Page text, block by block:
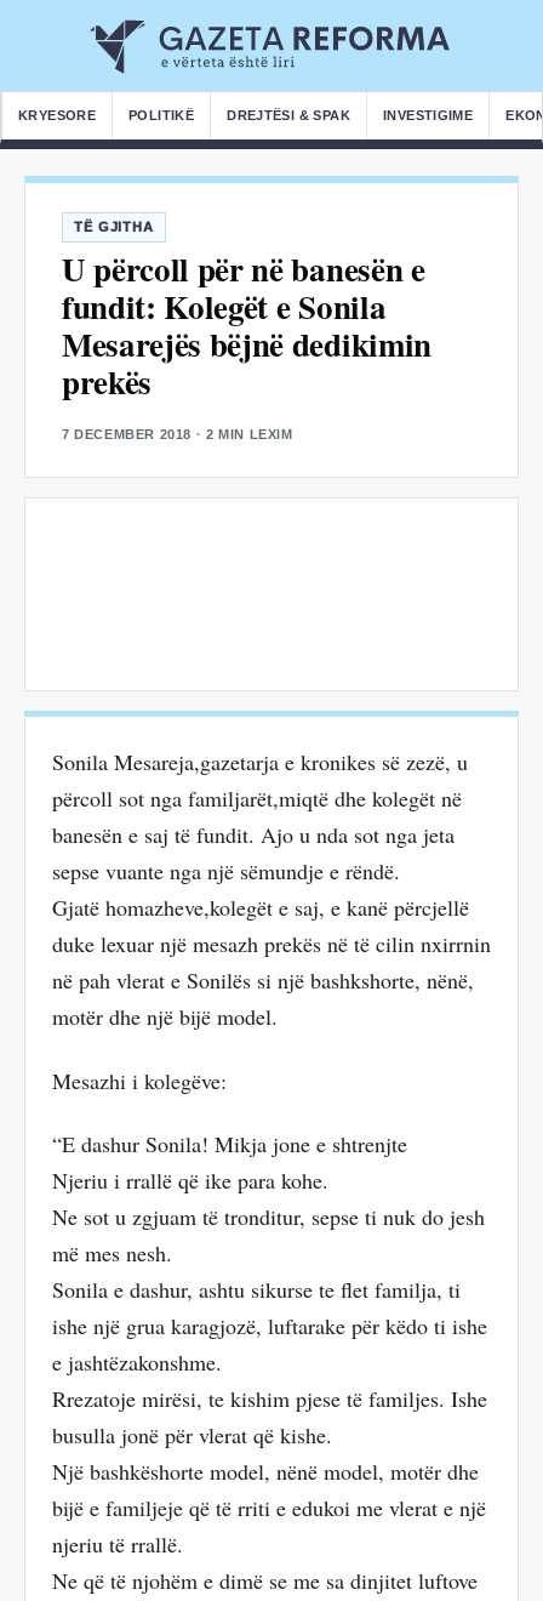
KRYESORE POLITIKË DREJTËSI & SPAK INVESTIGIME
TË GJITHA
U përcoll për në banesën e
fundit: Kolegët e Sonila
Mesarejës bëjnë dedikimin
prekës
7 DECEMBER 2018 · 2 MIN LEXIM
Sonila Mesareja,gazetarja e kronikes së zezë, u
përcoll sot nga familjarët,miqtë dhe kolegët në
banesën e saj të fundit. Ajo u nda sot nga jeta
sepse vuante nga një sëmundje e rëndë.
Gjatë homazheve,kolegët e saj, e kanë përcjellë
duke lexuar një mesazh prekës në të cilin nxirrnin
në pah vlerat e Sonilës si një bashkshorte, nënë,
motër dhe një bijë model.
Mesazhi i kolegëve:
“E dashur Sonila! Mikja jone e shtrenjte
Njeriu i rrallë që ike para kohe.
Ne sot u zgjuam të tronditur, sepse ti nuk do jesh
më mes nesh.
Sonila e dashur, ashtu sikurse te flet familja, ti
ishe një grua karagjozë, luftarake për këdo ti ishe
e jashtëzakonshme.
Rrezatoje mirësi, te kishim pjese të familjes. Ishe
busulla jonë për vlerat që kishe.
Një bashkëshorte model, nënë model, motër dhe
bijë e familjeje që të rriti e edukoi me vlerat e një
njeriu të rrallë.
Ne që të njohëm e dimë se me sa dinjitet luftove